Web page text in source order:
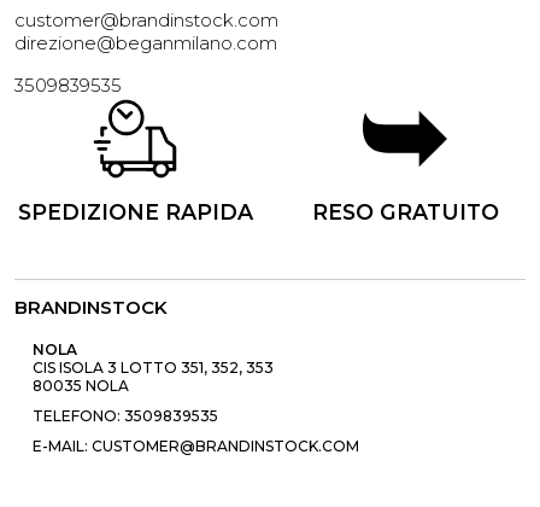
customer@brandinstock.com
direzione@beganmilano.com
3509839535
SPEDIZIONE RAPIDA RESO GRATUITO
BRANDINSTOCK
NOLA
CIS ISOLA 3 LOTTO 351, 352, 353
80035 NOLA
TELEFONO: 3509839535
E-MAIL: CUSTOMER@BRANDINSTOCK.COM